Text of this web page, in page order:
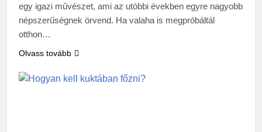
egy igazi művészet, ami az utóbbi években egyre nagyobb
népszerűségnek örvend. Ha valaha is megpróbáltál
otthon…
Olvass tovább